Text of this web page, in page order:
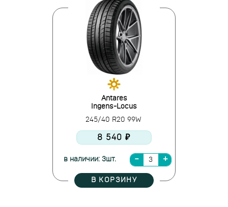
Antares
Ingens-Locus
245/40 R20 99W
8 540 ₽
в наличии: 3шт.
В КОРЗИНУ